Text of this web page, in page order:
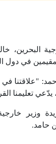
البحرين،
في دول
"علاقتنا
تعليمنا
وزير
حامد.